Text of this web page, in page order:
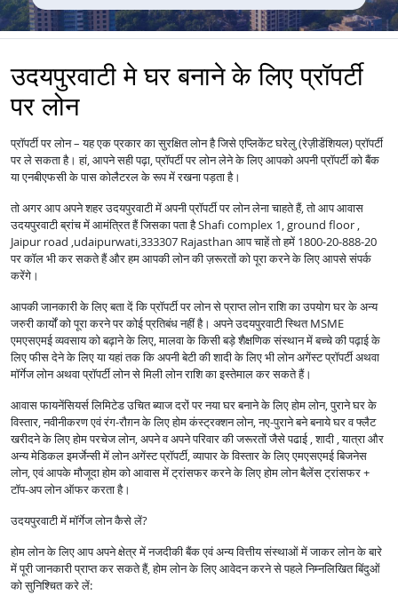
उदयपुरवाटी मे घर बनाने के लिए प्रॉपर्टी
पर लोन
प्रॉपर्टी पर लोन – यह एक प्रकार का सुरक्षित लोन है जिसे एप्लिकेंट घरेलु (रेज़ीडेंशियल) प्रॉपर्टी
पर ले सकता है। हां, आपने सही पढ़ा, प्रॉपर्टी पर लोन लेने के लिए आपको अपनी प्रॉपर्टी को बैंक
या एनबीएफसी के पास कोलैटरल के रूप में रखना पड़ता है।
तो अगर आप अपने शहर उदयपुरवाटी में अपनी प्रॉपर्टी पर लोन लेना चाहते हैं, तो आप आवास
उदयपुरवाटी ब्रांच में आमंत्रित हैं जिसका पता है Shafi complex 1, ground floor ,
Jaipur road ,udaipurwati,333307 Rajasthan आप चाहें तो हमें 1800-20-888-20
पर कॉल भी कर सकते हैं और हम आपकी लोन की ज़रूरतों को पूरा करने के लिए आपसे संपर्क
करेंगे।
आपकी जानकारी के लिए बता दें कि प्रॉपर्टी पर लोन से प्राप्त लोन राशि का उपयोग घर के अन्य
जरुरी कार्यों को पूरा करने पर कोई प्रतिबंध नहीं है। अपने उदयपुरवाटी स्थित MSME
एमएसएमई व्यवसाय को बढ़ाने के लिए, मालवा के किसी बड़े शैक्षणिक संस्थान में बच्चे की पढ़ाई के
लिए फीस देने के लिए या यहां तक कि अपनी बेटी की शादी के लिए भी लोन अगेंस्ट प्रॉपर्टी अथवा
मॉर्गेज लोन अथवा प्रॉपर्टी लोन से मिली लोन राशि का इस्तेमाल कर सकते हैं।
आवास फायनेंसियर्स लिमिटेड उचित ब्याज दरों पर नया घर बनाने के लिए होम लोन, पुराने घर के
विस्तार, नवीनीकरण एवं रंग-रौग़न के लिए होम कंस्ट्रक्शन लोन, नए-पुराने बने बनाये घर व फ्लैट
खरीदने के लिए होम परचेज लोन, अपने व अपने परिवार की जरूरतों जैसे पढाई , शादी , यात्रा और
अन्य मेडिकल इमर्जेन्सी में लोन अगेंस्ट प्रॉपर्टी, व्यापार के विस्तार के लिए एमएसएमई बिजनेस
लोन, एवं आपके मौजूदा होम को आवास में ट्रांसफर करने के लिए होम लोन बैलेंस ट्रांसफर +
टॉप-अप लोन ऑफर करता है।
उदयपुरवाटी में मॉर्गेज लोन कैसे लें?
होम लोन के लिए आप अपने क्षेत्र में नजदीकी बैंक एवं अन्य वित्तीय संस्थाओं में जाकर लोन के बारे
में पूरी जानकारी प्राप्त कर सकते हैं, होम लोन के लिए आवेदन करने से पहले निम्नलिखित बिंदुओं
को सुनिश्चित करे लें: